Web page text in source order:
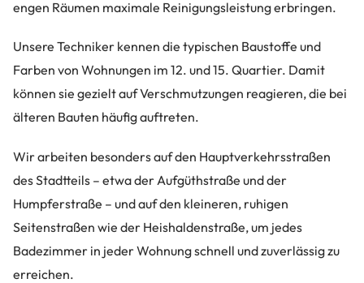
engen Räumen maximale Reinigungsleistung erbringen.
Unsere Techniker kennen die typischen Baustoffe und
Farben von Wohnungen im 12. und 15. Quartier. Damit
können sie gezielt auf Verschmutzungen reagieren, die bei
älteren Bauten häufig auftreten.
Wir arbeiten besonders auf den Hauptverkehrsstraßen
des Stadtteils – etwa der Aufgüthstraße und der
Humpferstraße – und auf den kleineren, ruhigen
Seitenstraßen wie der Heishaldenstraße, um jedes
Badezimmer in jeder Wohnung schnell und zuverlässig zu
erreichen.